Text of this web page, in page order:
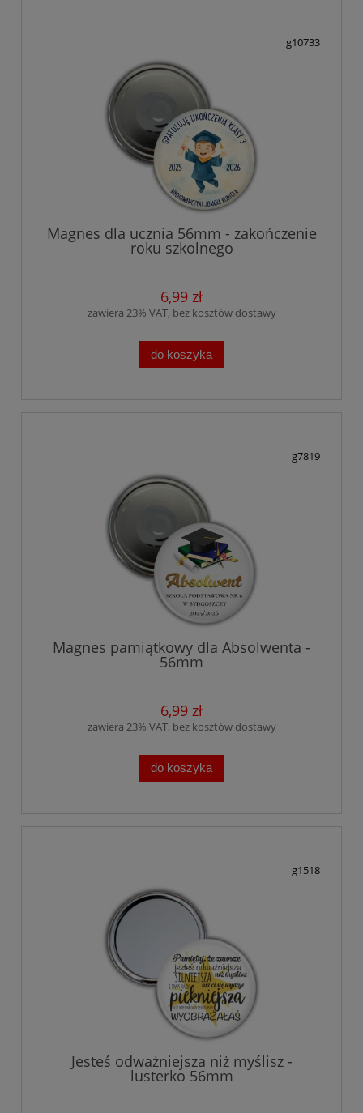
g10733
Magnes dla ucznia 56mm - zakończenie
roku szkolnego
6,99 zł
zawiera 23% VAT, bez kosztów dostawy
do koszyka
g7819
Magnes pamiątkowy dla Absolwenta -
56mm
6,99 zł
zawiera 23% VAT, bez kosztów dostawy
do koszyka
g1518
Jesteś odważniejsza niż myślisz -
lusterko 56mm